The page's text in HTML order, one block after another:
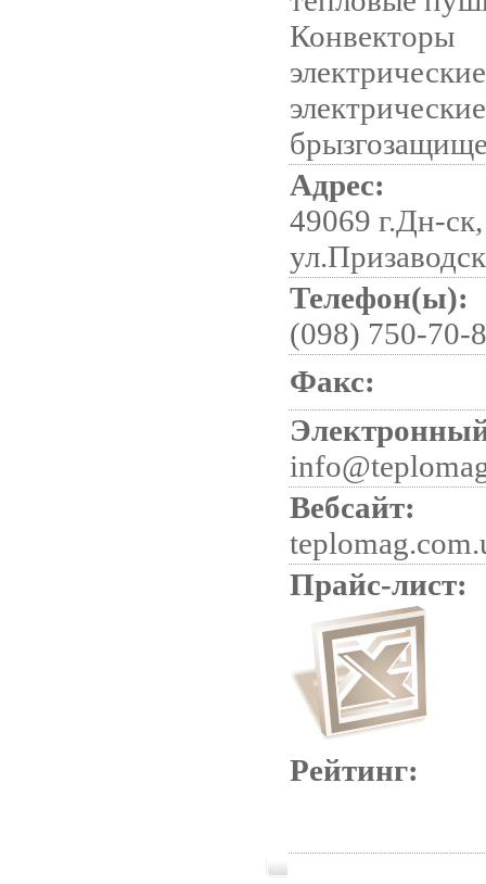
Конвекторы
электрические
Адрес:
49069 г.Дн-ск,
Телефон(ы):
(098) 750-70-
Факс:
Вебсайт:
Прайс-лист:
Рейтинг: